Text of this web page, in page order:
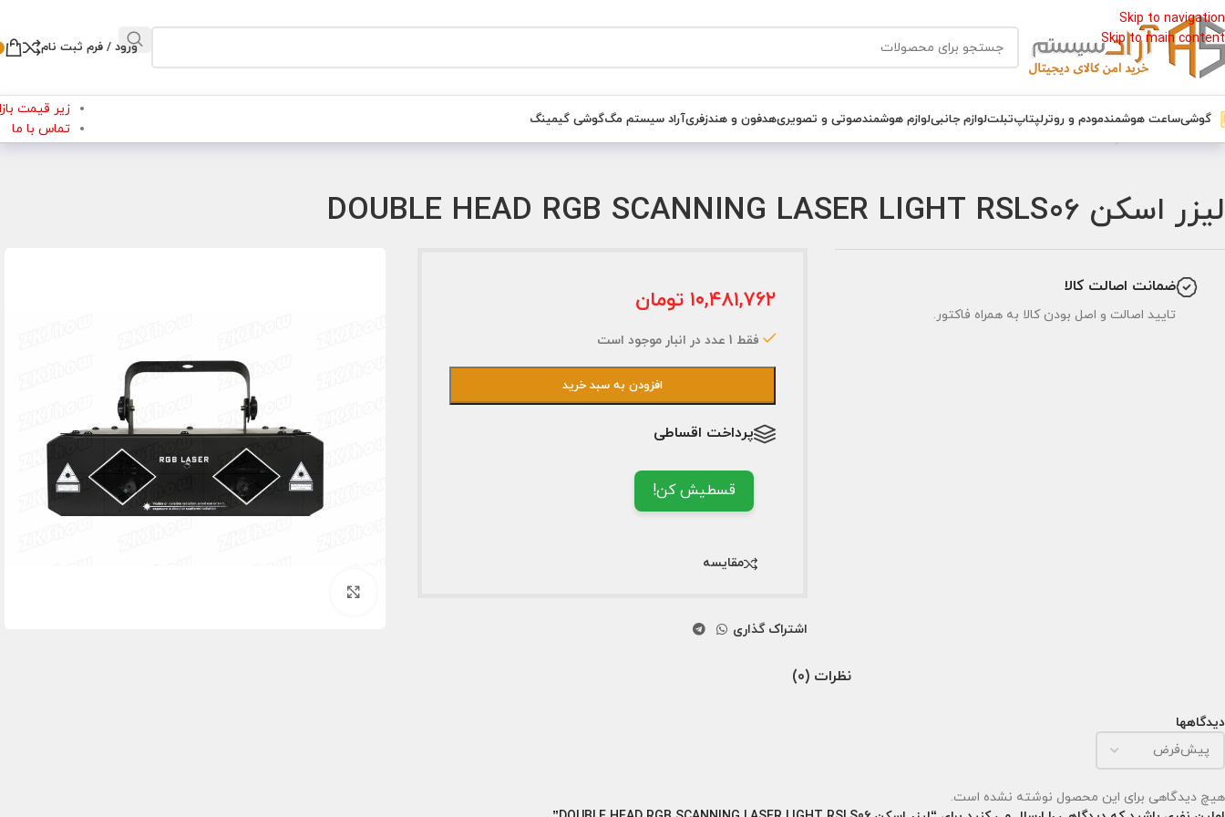
Skip to navigation
Skip to main content
ورود / فرم ثبت نام
گوشیساعت هوشمندمودم و روترلپتاپتبلتلوازم جانبیلوازم هوشمندصوتی و تصویریهدفون و هندزفریآراد سیستم مگگوشی گیمینگ
زیر قیمت
تماس با ما
لیزر اسکن DOUBLE HEAD RGB SCANNING LASER LIGHT RSLS06
۱۰,۴۸۱,۷۶۲ تومان
فقط 1 عدد در انبار موجود است
افزودن به سبد خرید
پرداخت اقساطی
قسطیش کن!
مقایسه
اشتراک گذاری
ضمانت اصالت کالا
تایید اصالت و اصل بودن کالا به همراه فاکتور.
نظرات (0)
دیدگاهها
هیچ دیدگاهی برای این محصول نوشته نشده است.